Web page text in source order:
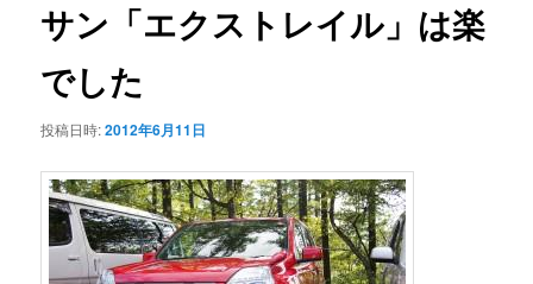
サン「エクストレイル」は楽
でした
投稿日時:2012年6月11日